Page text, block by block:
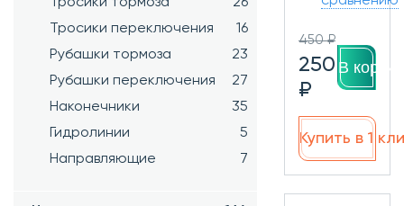
Тросики переключения
16
Рубашки тормоза
23
Рубашки переключения
27
Наконечники
35
Гидролинии
5
Направляющие
7
450 ₽
250
₽
В
Купить в 1